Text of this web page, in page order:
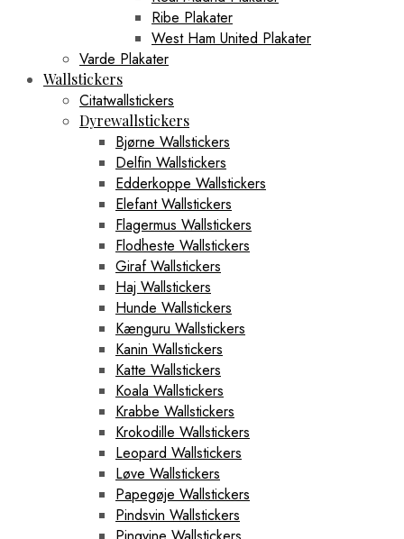
Ribe Plakater
West Ham United Plakater
Varde Plakater
Wallstickers
Citatwallstickers
Dyrewallstickers
Bjørne Wallstickers
Delfin Wallstickers
Edderkoppe Wallstickers
Elefant Wallstickers
Flagermus Wallstickers
Flodheste Wallstickers
Giraf Wallstickers
Haj Wallstickers
Hunde Wallstickers
Kænguru Wallstickers
Kanin Wallstickers
Katte Wallstickers
Koala Wallstickers
Krabbe Wallstickers
Krokodille Wallstickers
Leopard Wallstickers
Løve Wallstickers
Papegøje Wallstickers
Pindsvin Wallstickers